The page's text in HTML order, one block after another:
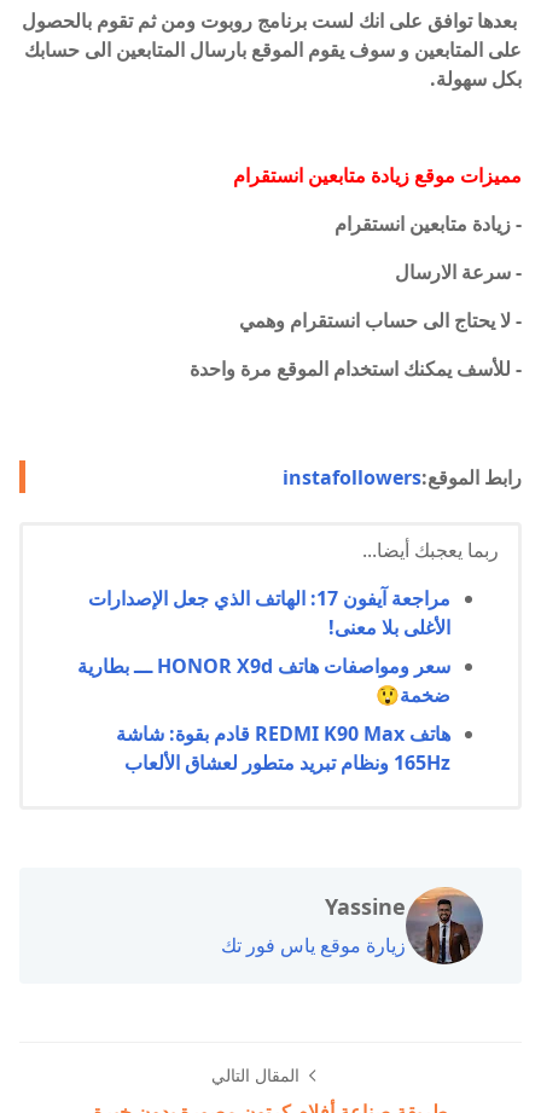
بعدها توافق على انك لست برنامج روبوت ومن ثم تقوم بالحصول
على المتابعين و سوف يقوم الموقع بارسال المتابعين الى حسابك
بكل سهولة.
مميزات موقع زيادة متابعين انستقرام
- زيادة متابعين انستقرام
- سرعة الارسال
- لا يحتاج الى حساب انستقرام وهمي
- للأسف يمكنك استخدام الموقع مرة واحدة
رابط الموقع:instafollowers
ربما يعجبك أيضا...
مراجعة آيفون 17: الهاتف الذي جعل الإصدارات
الأغلى بلا معنى!
سعر ومواصفات هاتف HONOR X9d ـــ بطارية
ضخمة😲
هاتف REDMI K90 Max قادم بقوة: شاشة
165Hz ونظام تبريد متطور لعشاق الألعاب
Yassine
زيارة موقع ياس فور تك
المقال التالي